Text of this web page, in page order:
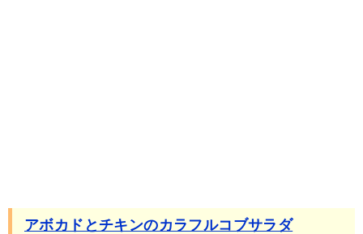
アボカドとチキンのカラフルコブサラダ